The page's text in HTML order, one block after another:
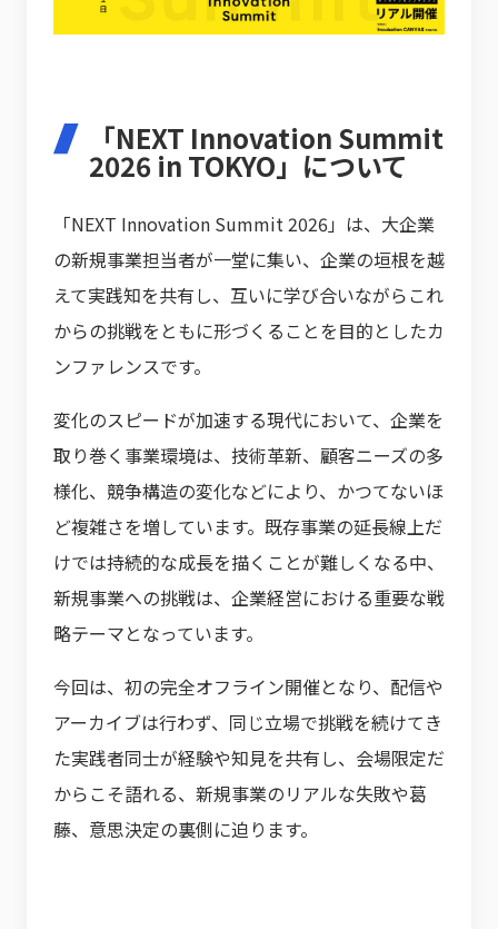
「NEXT Innovation Summit
2026 in TOKYO」について
「NEXT Innovation Summit 2026」は、大企業
の新規事業担当者が一堂に集い、企業の垣根を越
えて実践知を共有し、互いに学び合いながらこれ
からの挑戦をともに形づくることを目的としたカ
ンファレンスです。
変化のスピードが加速する現代において、企業を
取り巻く事業環境は、技術革新、顧客ニーズの多
様化、競争構造の変化などにより、かつてないほ
ど複雑さを増しています。既存事業の延長線上だ
けでは持続的な成長を描くことが難しくなる中、
新規事業への挑戦は、企業経営における重要な戦
略テーマとなっています。
今回は、初の完全オフライン開催となり、配信や
アーカイブは行わず、同じ立場で挑戦を続けてき
た実践者同士が経験や知見を共有し、会場限定だ
からこそ語れる、新規事業のリアルな失敗や葛
藤、意思決定の裏側に迫ります。